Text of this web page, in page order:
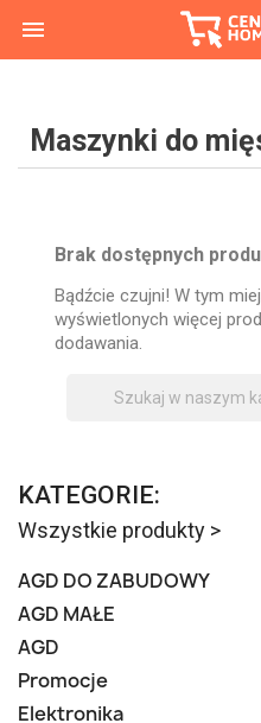

Maszynki do
Brak dostępnych
Bądźcie czujni! W tym
wyświetlonych więcej
dodawania.
KATEGORIE:
Wszystkie produkty >
AGD DO ZABUDOWY
AGD MAŁE
AGD
Promocje
Elektronika